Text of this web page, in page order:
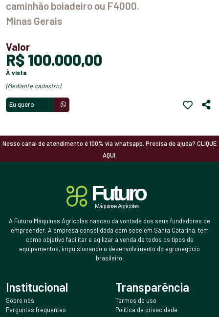
caminhão boiadeiro ou F4000.
Minas Gerais
Valor
R$ 100.000,00
à vista
(mediante cadastro)
Eu quero
Nosso canal de atendimento é 100% via whatsapp. Precisa de ajuda? CLIQUE
AQUI.
A Futuro Máquinas Agrícolas nasceu da vontade dos seus fundadores de
empreender. A empresa consolidada com sede em Santa Catarina, tem
como objetivo facilitar e agilizar a venda de todos os tipos de
equipamentos, impulsionando o desenvolvimento do agronegócio
brasileiro.
Institucional
Sobre nós
Perguntas frequentes
Transparência
Termos de uso
Política de privacidade